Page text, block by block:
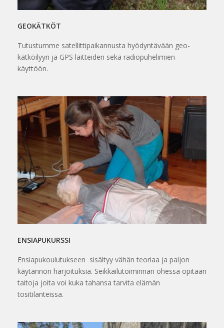
GEOKÄTKÖT
Tutustumme satellittipaikannusta hyödyntävään geo-
kätköilyyn ja GPS laitteiden sekä radiopuhelimien
käyttöön.
ENSIAPUKURSSI
Ensiapukoulutukseen sisältyy vähän teoriaa ja paljon
käytännön harjoituksia. Seikkailutoiminnan ohessa opitaan
taitoja joita voi kuka tahansa tarvita elämän
tositilanteissa.